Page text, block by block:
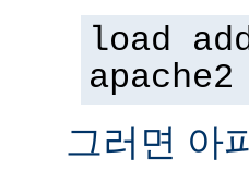
load
apache2
그러면 아